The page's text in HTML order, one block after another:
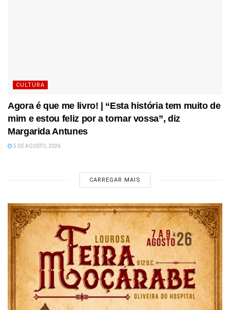
CULTURA
Agora é que me livro! | “Esta história tem muito de
mim e estou feliz por a tornar vossa”, diz
Margarida Antunes
5 DE AGOSTO, 2026
CARREGAR MAIS